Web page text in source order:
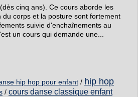
cinq ans). Ce cours aborde les
corps et la posture sont fortement
suivie d'enchaînements au
un cours qui demande une...
hip hop pour enfant / hip hop
/ cours danse classique enfant